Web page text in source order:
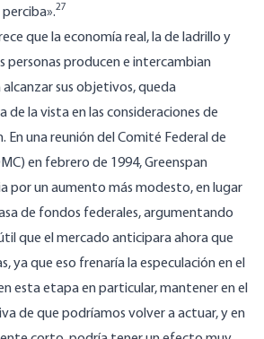
27
que la economía real, la de ladrillo y
personas producen e intercambian
sus objetivos, queda
la vista en las consideraciones de
En una reunión del Comité Federal de
en febrero de 1994, Greenspan
por un aumento más modesto, en lugar
de fondos federales, argumentando
que el mercado anticipara ahora que
ya que eso frenaría la especulación en el
esta etapa en particular, mantener en el
de que podríamos volver a actuar, y en